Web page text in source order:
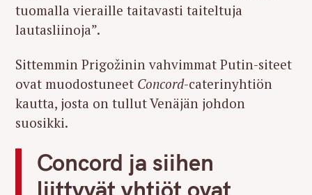
tuomalla vieraille taitavasti taiteltuja
lautasliinoja”.
Sittemmin Prigožinin vahvimmat Putin-siteet
ovat muodostuneet Concord-caterinyhtiön
kautta, josta on tullut Venäjän johdon
suosikki.
Concord ja siihen
liittyvät yhtiöt ovat